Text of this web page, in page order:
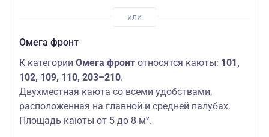
Омега фронт
К категории Омега фронт относятся каюты: 101,
102, 109, 110, 203–210.
Двухместная каюта со всеми удобствами,
расположенная на главной и средней палубах.
Площадь каюты от 5 до 8 м².